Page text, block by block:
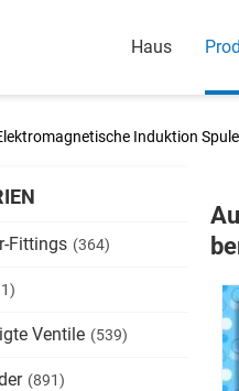
Haus
Induktion Spule
Fittings (364)
Ventile (539)
(891)